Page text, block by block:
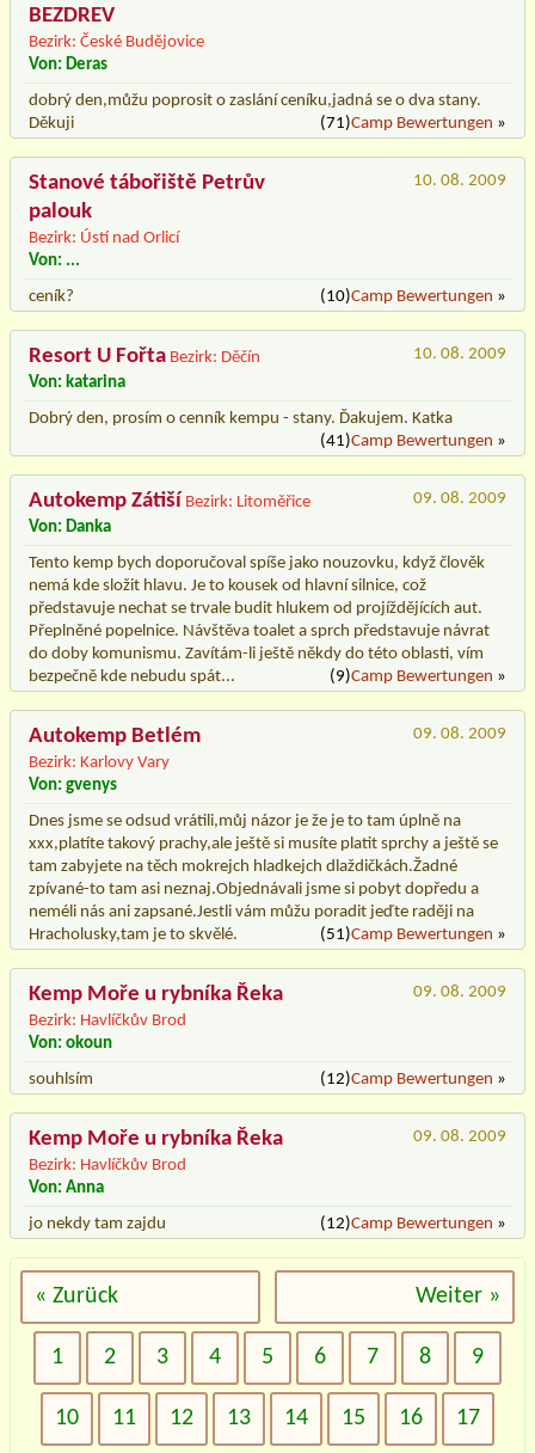
BEZDREV
Bezirk: České Budějovice
Von: Deras
dobrý den,můžu poprosit o zaslání ceníku,jadná se o dva stany.
Děkuji
(71)Camp Bewertungen »
Stanové tábořiště Petrův
palouk
Bezirk: Ústí nad Orlicí
10. 08. 2009
Von: ...
ceník?
(10)Camp Bewertungen »
Resort U Fořta Bezirk: Děčín
10. 08. 2009
Von: katarina
Dobrý den, prosím o cenník kempu - stany. Ďakujem. Katka
(41)Camp Bewertungen »
Autokemp Zátiší Bezirk: Litoměřice
09. 08. 2009
Von: Danka
Tento kemp bych doporučoval spíše jako nouzovku, když člověk
nemá kde složit hlavu. Je to kousek od hlavní silnice, což
představuje nechat se trvale budit hlukem od projíždějících aut.
Přeplněné popelnice. Návštěva toalet a sprch představuje návrat
do doby komunismu. Zavítám-li ještě někdy do této oblasti, vím
bezpečně kde nebudu spát...
(9)Camp Bewertungen »
Autokemp Betlém
Bezirk: Karlovy Vary
09. 08. 2009
Von: gvenys
Dnes jsme se odsud vrátili,můj názor je že je to tam úplně na
xxx,platíte takový prachy,ale ještě si musíte platit sprchy a ještě se
tam zabyjete na těch mokrejch hladkejch dlaždičkách.Žadné
zpívané-to tam asi neznaj.Objednávali jsme si pobyt dopředu a
neméli nás ani zapsané.Jestli vám můžu poradit jeďte raději na
Hracholusky,tam je to skvělé.
(51)Camp Bewertungen »
Kemp Moře u rybníka Řeka
Bezirk: Havlíčkův Brod
09. 08. 2009
Von: okoun
souhlsím
(12)Camp Bewertungen »
Kemp Moře u rybníka Řeka
Bezirk: Havlíčkův Brod
09. 08. 2009
Von: Anna
jo nekdy tam zajdu
(12)Camp Bewertungen »
« Zurück Weiter »
1 2 3 4 5 6 7 8 9
10 11 12 13 14 15 16 17